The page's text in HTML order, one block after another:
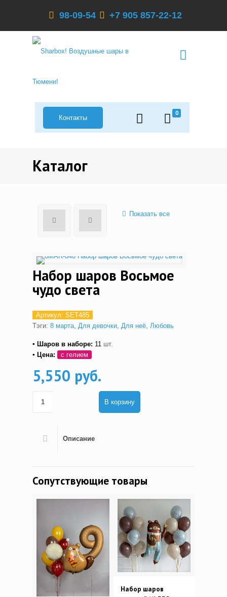
98-09-54 +7 905 857-22-12
0
Контакты
Каталог
Показать все
Набор шаров Восьмое
чудо света
Артикул: SET485
Тэги: 8 марта, Для девочки, Для неё, Любовь
▪ Шаров в наборе: 11 шт.
▪ Цена:
с гелием
5,550 руб.
В корзину
Описание
Сопутствующие товары
Набор шаров